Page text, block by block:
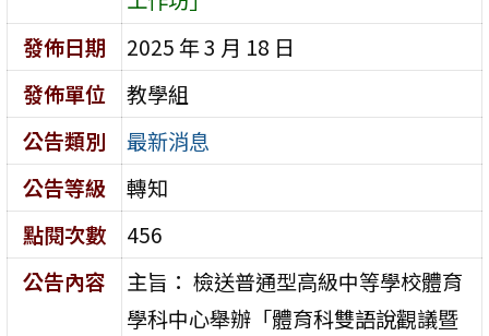
發佈日期
2025 年 3 月 18 日
發佈單位
教學組
公告類別
最新消息
公告等級
轉知
點閱次數
456
公告內容
主旨： 檢送普通型高級中等學校體育
學科中心舉辦「體育科雙語說觀議暨